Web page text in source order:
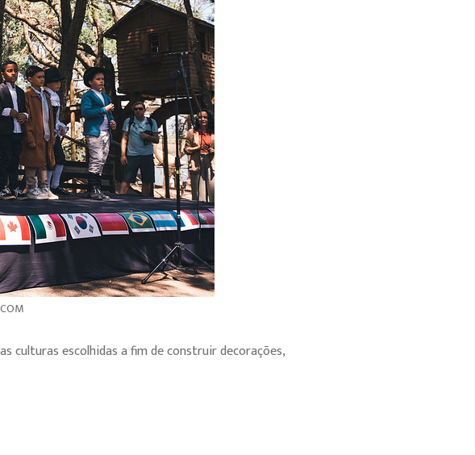
culturas escolhidas a fim de construir decorações,